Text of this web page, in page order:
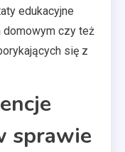
edukacyjne
czy też
się z
sprawie